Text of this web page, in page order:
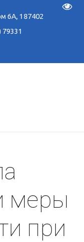
6А, 187402
79331
меры
при